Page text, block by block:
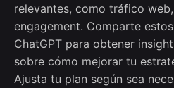
relevantes, como tráfico
engagement. Comparte
ChatGPT para obtener
sobre cómo mejorar tu
Ajusta tu plan según sea